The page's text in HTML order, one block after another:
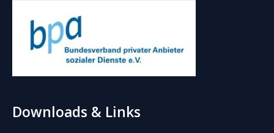
Downloads & Links